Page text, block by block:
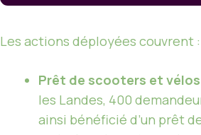
Les actions déployées couvrent :
Prêt de scooters et
les Landes, 400
ainsi bénéficié d’un prêt